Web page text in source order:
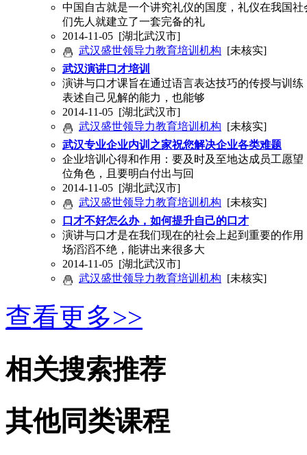
中国自古就是一个讲究礼仪的国度，礼仪在我国
们先人就建立了一套完备的礼
2014-11-05 [湖北武汉市]
武汉盛世领导力教育培训机构 [未核实]
武汉演讲口才培训
演讲与口才课旨在通过语言表达技巧的传授与训
表述自己见解的能力，也能够
2014-11-05 [湖北武汉市]
武汉盛世领导力教育培训机构 [未核实]
武汉专业企业内训之家祝您解决企业各类难题
企业培训心得和作用：要及时及至地达成员工愿
位角色，且要明白付出与回
2014-11-05 [湖北武汉市]
武汉盛世领导力教育培训机构 [未核实]
口才不好怎么办，如何提升自己的口才
演讲与口才是在我们现在的社会上起到重要的作
场滔滔不绝，能讲出来很多大
2014-11-05 [湖北武汉市]
武汉盛世领导力教育培训机构 [未核实]
查看更多>>
相关搜索推荐
其他同类课程